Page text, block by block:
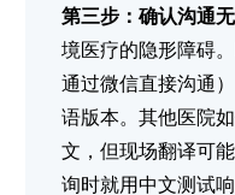
第三步：确认沟通无
境医疗的隐形障碍
通过微信直接沟通
语版本。其他医院
文，但现场翻译可
询时就用中文测试响